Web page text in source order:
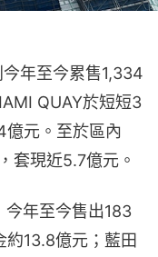
年至今累售1,334
QUAY於短短3
元。至於區內
套現近5.7億元。
今年至今售出183
13.8億元；藍田